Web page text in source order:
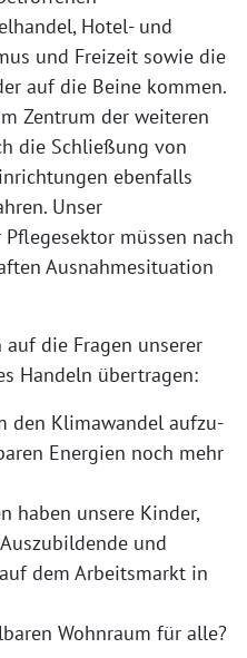
Hotel- und
und Freizeit sowie die
auf die Beine kom­men.
Zentrum der wei­te­ren
die Schließung von
eben­falls
Unser
müs­sen nach
Ausnahmesituation
die Fragen unse­rer
Handeln übertragen:
den Klimawandel auf­zu­
Energien noch mehr
haben unse­re Kinder,
und
dem Arbeitsmarkt in
Wohnraum für alle?